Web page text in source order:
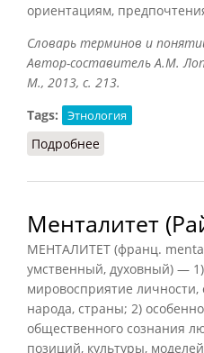
ориентациям,
Словарь терминов и
Автор-составитель А.М.
М., 2013, с. 213.
Tags:
Этнология
Подробнее
Менталитет
МЕНТАЛИТЕТ (франц.
умственный, духовный) —
мировосприятие
народа, страны; 2)
общественного сознания
позиций, культуры,